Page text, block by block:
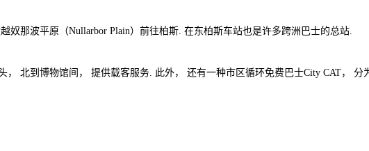
奴那波平原（Nullarbor Plain）前往柏斯. 在东柏斯车站也是许多跨洲巴士的总站.
北到博物馆间， 提供载客服务. 此外， 还有一种市区循环免费巴士City CAT，